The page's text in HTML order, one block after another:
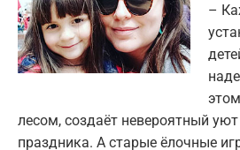
–
лесом, создаёт невероятный
праздника. А старые ёлочные